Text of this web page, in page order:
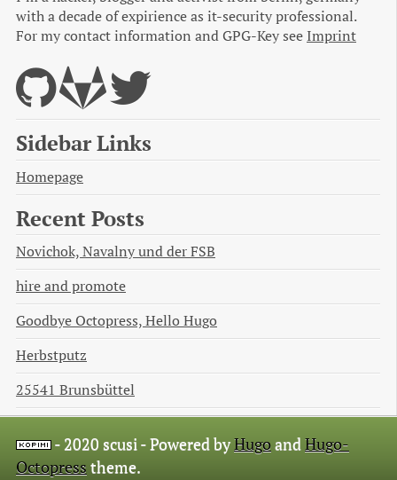
with a decade of expirience as it-security professional.
For my contact information and GPG-Key see Imprint
Sidebar Links
Homepage
Recent Posts
Novichok, Navalny und der FSB
hire and promote
Goodbye Octopress, Hello Hugo
Herbstputz
25541 Brunsbüttel
- 2020 scusi -Powered byHugoandHugo-
Octopress theme.